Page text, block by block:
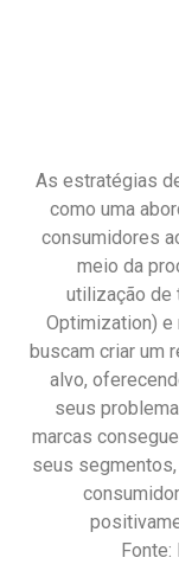
As estratégias
como uma
consumidores
meio da
utilização de
Optimization) e
buscam criar um
alvo,
seus
marcas
seus
Fonte: